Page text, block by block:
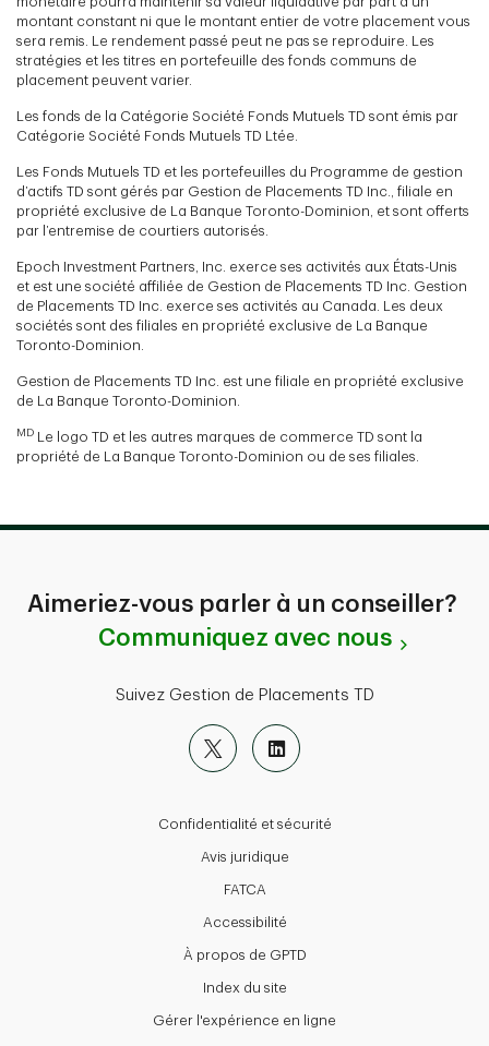
montant constant ni que le montant entier de votre placement vous
sera remis. Le rendement passé peut ne pas se reproduire. Les
stratégies et les titres en portefeuille des fonds communs de
placement peuvent varier.
Les fonds de la Catégorie Société Fonds Mutuels TD sont émis par
Catégorie Société Fonds Mutuels TD Ltée.
Les Fonds Mutuels TD et les portefeuilles du Programme de gestion
d’actifs TD sont gérés par Gestion de Placements TD Inc., filiale en
propriété exclusive de La Banque Toronto-Dominion, et sont offerts
par l’entremise de courtiers autorisés.
Epoch Investment Partners, Inc. exerce ses activités aux États-Unis
et est une société affiliée de Gestion de Placements TD Inc. Gestion
de Placements TD Inc. exerce ses activités au Canada. Les deux
sociétés sont des filiales en propriété exclusive de La Banque
Toronto-Dominion.
Gestion de Placements TD Inc. est une filiale en propriété exclusive
de La Banque Toronto-Dominion.
MD Le logo TD et les autres marques de commerce TD sont la
propriété de La Banque Toronto-Dominion ou de ses filiales.
Aimeriez-vous parler à un conseiller?
Communiquez avec nous
Suivez Gestion de Placements TD
Confidentialité et sécurité
Avis juridique
FATCA
Accessibilité
À propos de GPTD
Index du site
Gérer l'expérience en ligne